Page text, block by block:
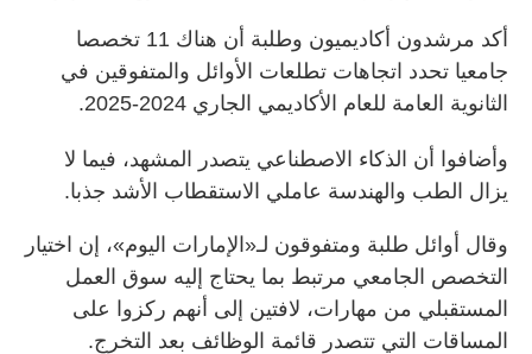
أكد مرشدون أكاديميون وطلبة أن هناك 11 تخصصا
جامعيا تحدد اتجاهات تطلعات الأوائل والمتفوقين في
الثانوية العامة للعام الأكاديمي الجاري 2024-2025.
وأضافوا أن الذكاء الاصطناعي يتصدر المشهد، فيما لا
يزال الطب والهندسة عاملي الاستقطاب الأشد جذبا.
وقال أوائل طلبة ومتفوقون لـ«الإمارات اليوم»، إن اختيار
التخصص الجامعي مرتبط بما يحتاج إليه سوق العمل
المستقبلي من مهارات، لافتين إلى أنهم ركزوا على
المساقات التي تتصدر قائمة الوظائف بعد التخرج.